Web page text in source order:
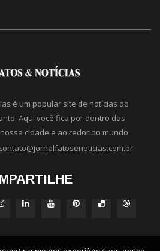
é um popular site de notícias do
Aqui você fica por dentro das
cidade e ao redor do mundo.